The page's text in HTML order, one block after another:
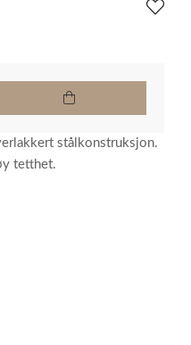
stålkonstruksjon.
tetthet.